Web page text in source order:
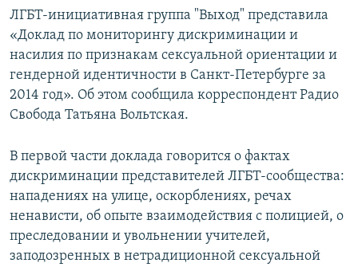
Вернутся
поиску
КЫРГЫЗЧА
ЎЗБЕКЧА
ТОҶИКӢ
TÜRKMENÇE
Все сайты РСЕ/РС
ЛГБТ-инициативная группа "Выход" представила
«Доклад по мониторингу дискриминации и
насилия по признакам сексуальной ориентации и
гендерной идентичности в Санкт-Петербурге за
2014 год». Об этом сообщила корреспондент Радио
Свобода Татьяна Вольтская.
В первой части доклада говорится о фактах
дискриминации представителей ЛГБТ-сообщества:
нападениях на улице, оскорблениях, речах
ненависти, об опыте взаимодействия с полицией, о
преследовании и увольнении учителей,
заподозренных в нетрадиционной сексуальной